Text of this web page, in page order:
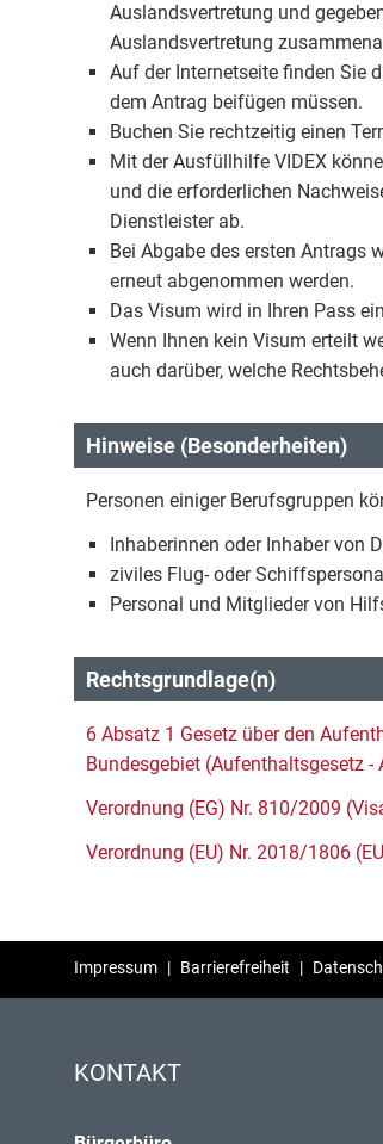
Auslandsvertretung und
Auslandsvertretung
Auf der Internetseite finden Sie
dem Antrag beifügen müssen.
Buchen Sie rechtzeitig einen
Mit der Ausfüllhilfe VIDEX
und die erforderlichen
Dienstleister ab.
Bei Abgabe des ersten Antrags
erneut abgenommen werden.
Das Visum wird in Ihren Pass
Wenn Ihnen kein Visum erteilt
auch darüber, welche
Hinweise (Besonderheiten)
Personen einiger Berufsgruppen
Inhaberinnen oder Inhaber von
ziviles Flug- oder
Personal und Mitglieder von
Rechtsgrundlage(n)
6 Absatz 1 Gesetz über den
Bundesgebiet (Aufenthaltsgesetz -
Verordnung (EG) Nr. 810/2009
Verordnung (EU) Nr. 2018/1806
Impressum | Barrierefreiheit |
KONTAKT